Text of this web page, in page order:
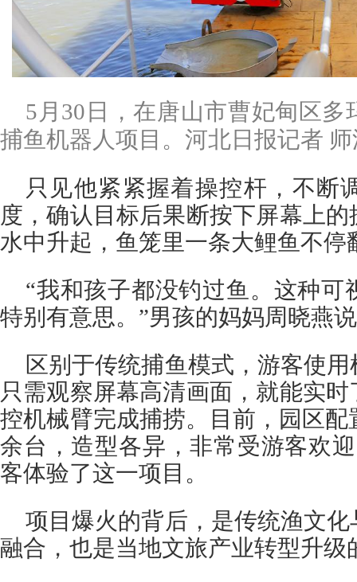
5月30日，在唐山市曹妃甸区
捕鱼机器人项目。河北日报记者
只见他紧紧握着操控杆，不断
度，确认目标后果断按下屏幕上
水中升起，鱼笼里一条大鲤鱼不停
“我和孩子都没钓过鱼。这种可
特别有意思。”男孩的妈妈周晓燕
区别于传统捕鱼模式，游客使
只需观察屏幕高清画面，就能实
控机械臂完成捕捞。目前，园区
余台，造型各异，非常受游客欢
客体验了这一项目。
项目爆火的背后，是传统渔文
融合，也是当地文旅产业转型升级